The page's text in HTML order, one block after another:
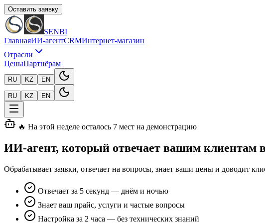
Оставить заявку
SENBI
ГлавнаяИИ-агентCRMИнтернет-магазин
Отрасли
ЦеныПартнёрам
RU KZ EN
RU KZ EN
🔥 На этой неделе осталось 7 мест на демонстрацию
ИИ-агент, который отвечает вашим клиентам
Обрабатывает заявки, отвечает на вопросы, знает ваши цены и доводит
Отвечает за 5 секунд — днём и ночью
Знает ваш прайс, услуги и частые вопросы
Настройка за 2 часа — без технических знаний